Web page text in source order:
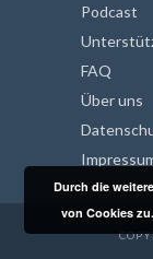
Podcast
FAQ
Über uns
Durch die
von Cookies